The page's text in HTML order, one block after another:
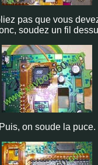
pas que vous
soudez un fil
Puis, on soude la puce.